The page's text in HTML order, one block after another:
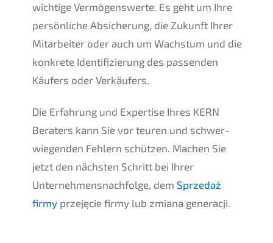
wichti­ge Vermö­gens­wer­te. Es geht um Ihre
persön­li­che Absiche­rung, die Zukunft Ihrer
Mitar­bei­ter oder auch um Wachs­tum und die
konkre­te Identi­fi­zie­rung des passen­den
Käufers oder Verkäufers.
Die Erfah­rung und Exper­ti­se Ihres KERN
Beraters kann Sie vor teuren und schwer­
wie­gen­den Fehlern schüt­zen. Machen Sie
jetzt den nächs­ten Schritt bei Ihrer
Unternehmens­nachfolge, dem Sprze­daż
firmyprzejęcie firmy lub zmiana generacji.